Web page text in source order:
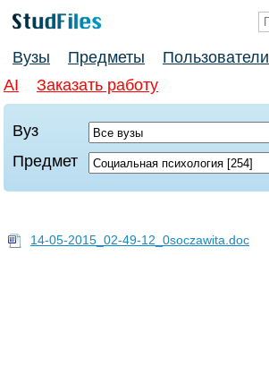
Вузы Предметы Пользователи
AI
Заказать работу
Вуз
Предмет
14-05-2015_02-49-12_0soczawita.doc